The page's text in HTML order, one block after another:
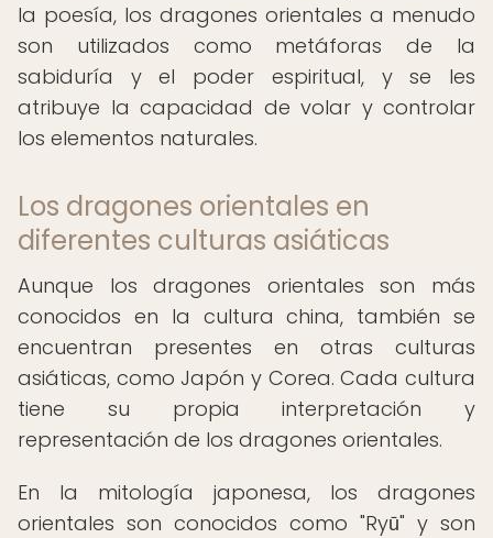
la poesía, los dragones orientales a menudo
son utilizados como metáforas de la
sabiduría y el poder espiritual, y se les
atribuye la capacidad de volar y controlar
los elementos naturales.
Los dragones orientales en
diferentes culturas asiáticas
Aunque los dragones orientales son más
conocidos en la cultura china, también se
encuentran presentes en otras culturas
asiáticas, como Japón y Corea. Cada cultura
tiene su propia interpretación y
representación de los dragones orientales.
En la mitología japonesa, los dragones
orientales son conocidos como "Ryū" y son